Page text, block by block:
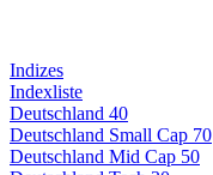
Indizes
Indexliste
Deutschland 40
Deutschland Small Cap 70
Deutschland Mid Cap 50